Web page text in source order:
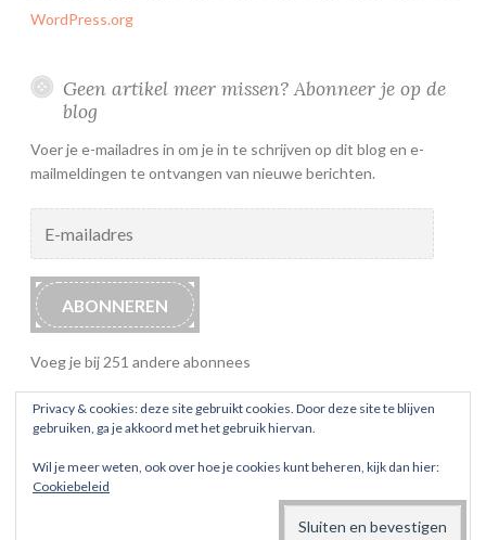
WordPress.org
Geen artikel meer missen? Abonneer je op de
blog
Voer je e-mailadres in om je in te schrijven op dit blog en e-
mailmeldingen te ontvangen van nieuwe berichten.
mailadres
ABONNEREN
Voeg je bij 251 andere abonnees
ONDERSTEUND DOOR WORDPRESS
AUTOMATTIC.
Privacy & cookies: deze site gebruikt cookies. Door deze site te blijven
gebruiken, ga je akkoord met het gebruik hiervan.
Wil je meer weten, ook over hoe je cookies kunt beheren, kijk dan hier:
Cookiebeleid